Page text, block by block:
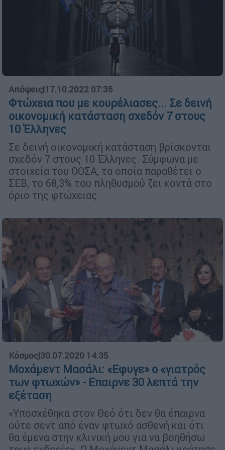
Απόψεις|17.10.2022 07:35
Φτώχεια που με κουρέλιασες... Σε δεινή
οικονομική κατάσταση σχεδόν 7 στους
10 Έλληνες
Σε δεινή οικονομική κατάσταση βρίσκονται
σχεδόν 7 στους 10 Έλληνες. Σύμφωνα με
στοιχεία του ΟΟΣΑ, τα οποία παραθέτει ο
ΣΕΒ, το 68,3% του πληθυσμού ζει κοντά στο
όριο της φτώχειας
Κόσμος|30.07.2020 14:35
Μοχάμεντ Μασάλι: «Εφυγε» ο «γιατρός
των φτωχών» - Επαιρνε 30 λεπτά την
εξέταση
«Υποσχέθηκα στον Θεό ότι δεν θα έπαιρνα
ούτε σεντ από έναν φτωχό ασθενή και ότι
θα έμενα στην κλινική μου για να βοηθήσω